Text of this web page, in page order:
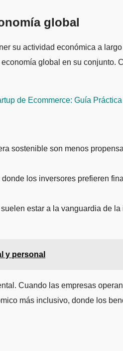
global
su actividad económica a
global en su
de Ecommerce: Guía Práctica
sostenible son menos
los inversores prefieren
estar a la vanguardia de
y personal
Cuando las empresas
más inclusivo, donde los